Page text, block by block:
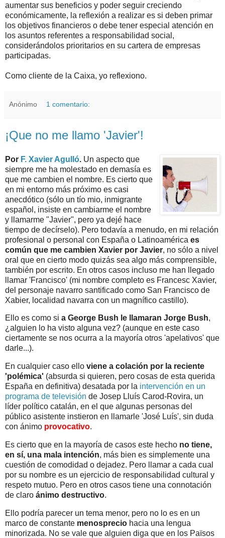
aumentar sus beneficios y poder seguir creciendo
económicamente, la reflexión a realizar es si deben primar
los objetivos financieros o debe tener especial atención en
los asuntos referentes a responsabilidad social,
considerándolos prioritarios en su cartera de empresas
participadas.
Como cliente de la Caixa, yo reflexiono.
Anónimo 1 comentario:
¡Que no me llamo 'Javier'!
Por F. Xavier Agulló. Un aspecto que
siempre me ha molestado en demasía es
que me cambien el nombre. Es cierto que
en mi entorno más próximo es casi
anecdótico (sólo un tío mio, inmigrante
español, insiste en cambiarme el nombre
y llamarme "Javier", pero ya dejé hace
tiempo de decírselo). Pero todavía a menudo, en mi relación
profesional o personal con España o Latinoamérica es
común que me cambien Xavier por Javier, no sólo a nivel
oral que en cierto modo quizás sea algo más comprensible,
también por escrito. En otros casos incluso me han llegado
llamar 'Francisco' (mi nombre completo es Francesc Xavier,
del personaje navarro santificado como San Francisco de
Xabier, localidad navarra con un magnífico castillo).
Ello es como si a George Bush le llamaran Jorge Bush,
¿alguien lo ha visto alguna vez? (aunque en este caso
ciertamente se nos ocurra a la mayoría otros 'apelativos' que
darle...).
En cualquier caso ello viene a colación por la reciente
'polémica' (absurda si quieren, pero cosas de esta querida
España en definitiva) desatada por la intervención en un
programa de televisión de Josep Lluís Carod-Rovira, un
líder político catalán, en el que algunas personas del
público asistente instieron en llamarle 'José Luís', sin duda
con ánimo provocativo.
Es cierto que en la mayoría de casos este hecho no tiene,
en sí, una mala intención, más bien es simplemente una
cuestión de comodidad o dejadez. Pero llamar a cada cual
por su nombre es un ejercicio de responsabilidad cultural y
respeto mutuo. Pero en otros casos tiene una connotación
de claro ánimo destructivo.
Ello podría parecer un tema menor, pero no lo es en un
marco de constante menosprecio hacia una lengua
minorizada. No se vale que alguien diga que en los Països